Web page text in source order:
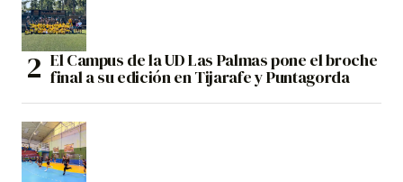
El Campus de la UD Las Palmas pone el broche
final a su edición en Tijarafe y Puntagorda